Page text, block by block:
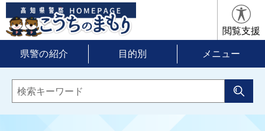
閲覧支援
県警の紹介 目的別 メニュー